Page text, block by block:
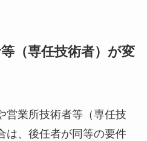
（専任技術者）が変
営業所技術者等（専任技
は、後任者が同等の要件